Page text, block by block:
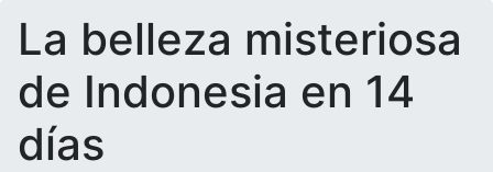
La belleza misteriosa
de Indonesia en 14
días